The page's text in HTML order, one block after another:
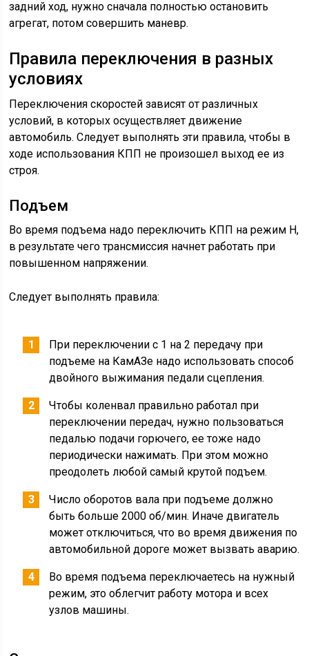
задний ход, нужно сначала полностью остановить
агрегат, потом совершить маневр.
Правила переключения в разных
условиях
Переключения скоростей зависят от различных
условий, в которых осуществляет движение
автомобиль. Следует выполнять эти правила, чтобы в
ходе использования КПП не произошел выход ее из
строя.
Подъем
Во время подъема надо переключить КПП на режим H,
в результате чего трансмиссия начнет работать при
повышенном напряжении.
Следует выполнять правила:
При переключении с 1 на 2 передачу при
подъеме на КамАЗе надо использовать способ
двойного выжимания педали сцепления.
Чтобы коленвал правильно работал при
переключении передач, нужно пользоваться
педалью подачи горючего, ее тоже надо
периодически нажимать. При этом можно
преодолеть любой самый крутой подъем.
Число оборотов вала при подъеме должно
быть больше 2000 об/мин. Иначе двигатель
может отключиться, что во время движения по
автомобильной дороге может вызвать аварию.
Во время подъема переключаетесь на нужный
режим, это облегчит работу мотора и всех
узлов машины.